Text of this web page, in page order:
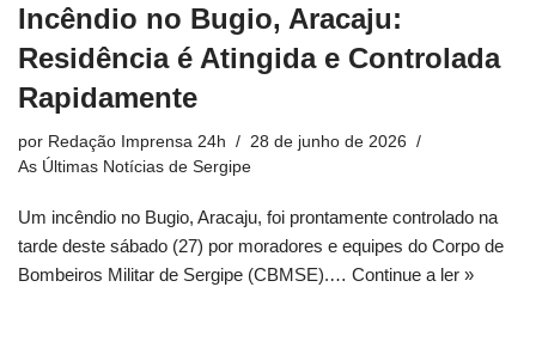
Incêndio no Bugio, Aracaju:
Residência é Atingida e Controlada
Rapidamente
por Redação Imprensa 24h
28 de junho de 2026
As Últimas Notícias de Sergipe
Um incêndio no Bugio, Aracaju, foi prontamente controlado na
tarde deste sábado (27) por moradores e equipes do Corpo de
Bombeiros Militar de Sergipe (CBMSE).… Continue a ler »